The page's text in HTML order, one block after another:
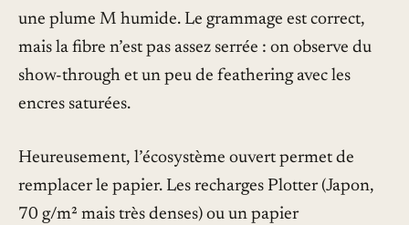
une plume M humide. Le grammage est correct,
mais la fibre n’est pas assez serrée : on observe du
show-through et un peu de feathering avec les
encres saturées.
Heureusement, l’écosystème ouvert permet de
remplacer le papier. Les recharges Plotter (Japon,
70 g/m² mais très denses) ou un papier